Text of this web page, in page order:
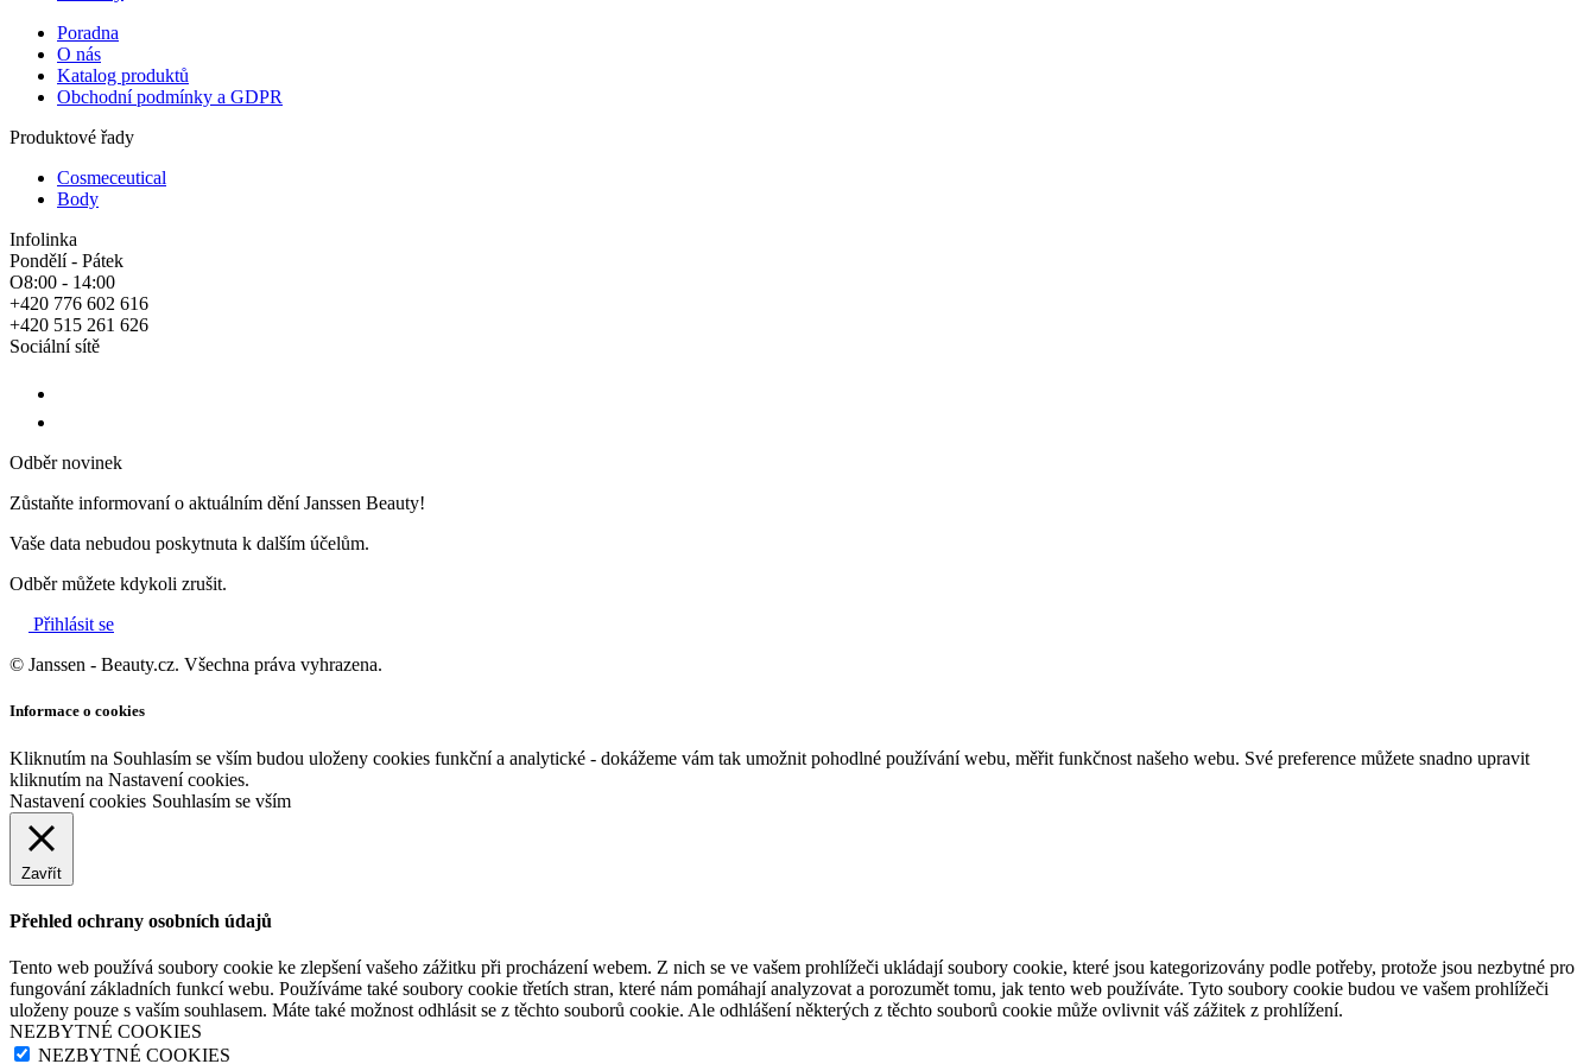
Poradna
O nás
Katalog produktů
Obchodní podmínky a GDPR
Produktové řady
Cosmeceutical
Body
Infolinka
Pondělí - Pátek
O8:00 - 14:00
+420 776 602 616
+420 515 261 626
Sociální sítě
Odběr novinek
Zůstaňte informovaní o aktuálním dění Janssen Beauty!
Vaše data nebudou poskytnuta k dalším účelům.
Odběr můžete kdykoli zrušit.
Přihlásit se
© Janssen - Beauty.cz. Všechna práva vyhrazena.
Informace o cookies
Kliknutím na Souhlasím se vším budou uloženy cookies funkční a analytické - dokážeme vám tak umožnit pohodlné používání webu, měřit funkčnost našeho webu. Své preference můžete snadno upravit
kliknutím na Nastavení cookies.
Nastavení cookies Souhlasím se vším
Zavřít
Přehled ochrany osobních údajů
Tento web používá soubory cookie ke zlepšení vašeho zážitku při procházení webem. Z nich se ve vašem prohlížeči ukládají soubory cookie, které jsou kategorizovány podle potřeby, protože jsou nezbytné pro
fungování základních funkcí webu. Používáme také soubory cookie třetích stran, které nám pomáhají analyzovat a porozumět tomu, jak tento web používáte. Tyto soubory cookie budou ve vašem prohlížeči
uloženy pouze s vaším souhlasem. Máte také možnost odhlásit se z těchto souborů cookie. Ale odhlášení některých z těchto souborů cookie může ovlivnit váš zážitek z prohlížení.
NEZBYTNÉ COOKIES
NEZBYTNÉ COOKIES